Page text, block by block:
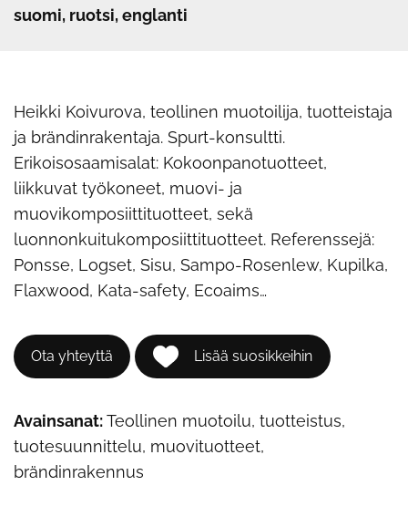
suomi, ruotsi, englanti
Heikki Koivurova, teollinen muotoilija, tuotteistaja
ja brändinrakentaja. Spurt-konsultti.
Erikoisosaamisalat: Kokoonpanotuotteet,
liikkuvat työkoneet, muovi- ja
muovikomposiittituotteet, sekä
luonnonkuitukomposiittituotteet. Referenssejä:
Ponsse, Logset, Sisu, Sampo-Rosenlew, Kupilka,
Flaxwood, Kata-safety, Ecoaims…
Ota yhteyttä Lisää suosikkeihin
Avainsanat:Teollinen muotoilu, tuotteistus,
tuotesuunnittelu, muovituotteet,
brändinrakennus